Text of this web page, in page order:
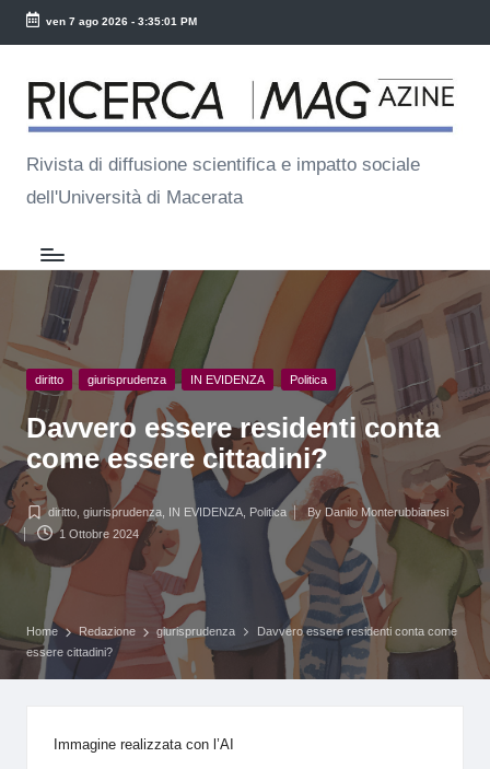
Skip
content
ven 7 ago 2026- 3:35:02 PM
R
ic
e
r
c
a
M
a
g
Rivista di diffusione scientifica e impatto sociale
dell'Università di Macerata
Posted
in
diritto giurisprudenza IN EVIDENZA Politica
Davvero essere residenti conta
come essere cittadini?
Posted
in
diritto ,giurisprudenza IN EVIDENZA Politica
Posted
by
By Danilo Monterubbianesi
1 Ottobre 2024
Home Redazione giurisprudenza
Davvero essere residenti conta come
essere cittadini?
Immagine realizzata con l’AI